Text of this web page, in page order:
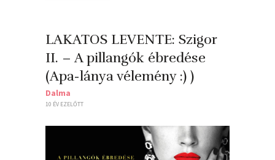
LAKATOS LEVENTE: Szigor
II. – A pillangók ébredése
(Apa-lánya vélemény :) )
Dalma
10 ÉV EZELŐTT